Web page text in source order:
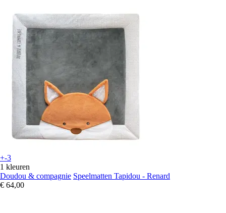
+-3
1 kleuren
Doudou & compagnie Speelmatten Tapidou - Renard
€ 64,00